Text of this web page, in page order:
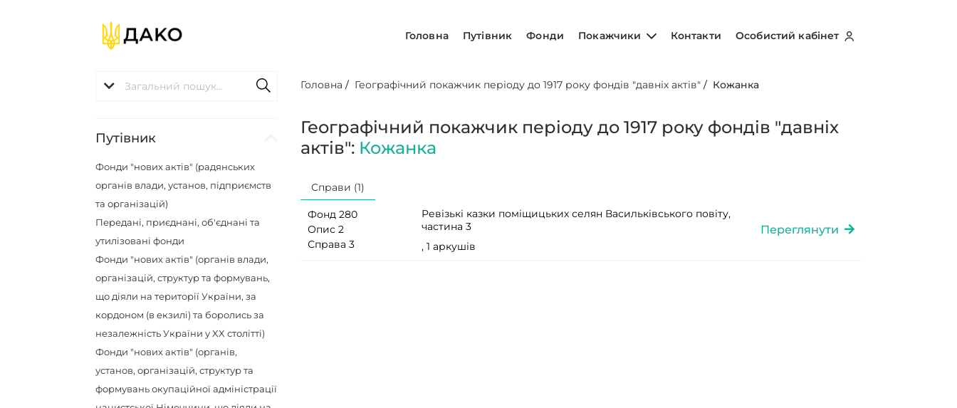
Головна Путівник Фонди Покажчики Контакти Особистий кабінет
Путівник
Фонди "нових актів" (радянських
органів влади, установ, підприємств
та організацій)
Передані, приєднані, об'єднані та
утилізовані фонди
Фонди "нових актів" (органів влади,
організацій, структур та формувань,
що діяли на території України, за
кордоном (в екзилі) та боролись за
незалежність України у XX столітті)
Фонди "нових актів" (органів,
установ, організацій, структур та
формувань окупаційної адміністрації
Головна / Географічний покажчик періоду до 1917 року фондів "давніх актів" / Кожанка
Географічний покажчик періоду до 1917 року фондів "давніх
актів": Кожанка
Справи (1)
Фонд 280
Опис 2
Справа 3
Ревізькі казки поміщицьких селян Васильківського повіту,
частина 3
, 1 аркушів
Переглянути